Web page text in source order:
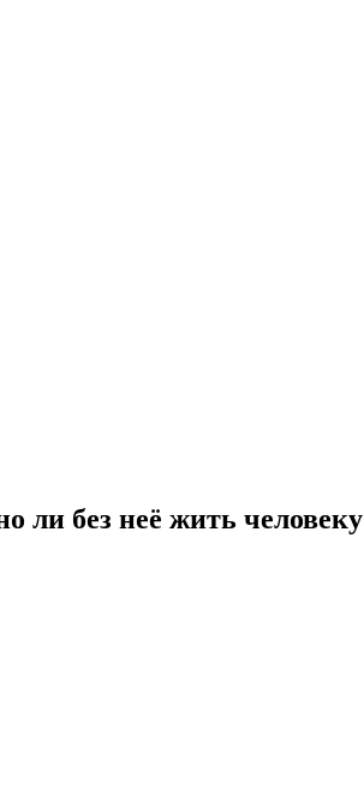
ли без неё жить человеку